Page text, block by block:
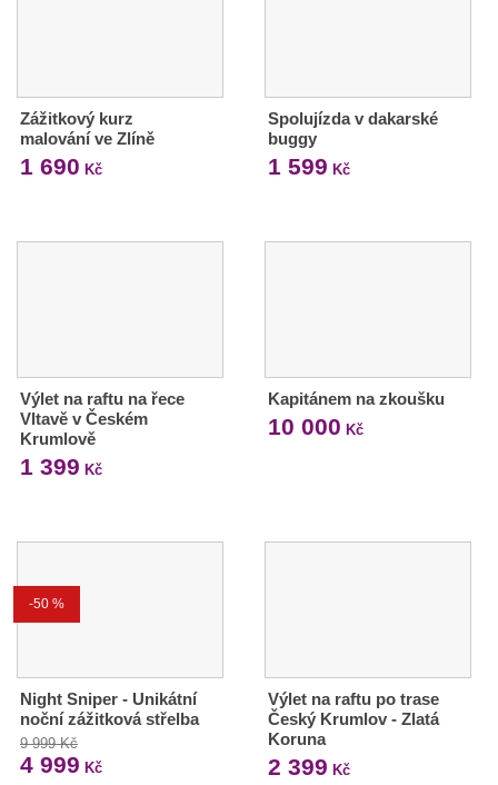
Zážitkový kurz
malování ve Zlíně
1 690 Kč
Spolujízda v dakarské
buggy
1 599 Kč
Výlet na raftu na řece
Vltavě v Českém
Krumlově
1 399 Kč
Kapitánem na zkoušku
10 000 Kč
-50 %
Night Sniper - Unikátní
noční zážitková střelba
9 999 Kč
4 999 Kč
Výlet na raftu po trase
Český Krumlov - Zlatá
Koruna
2 399 Kč